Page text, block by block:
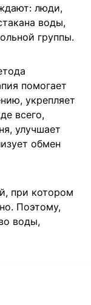
люди,
воды,
группы.
помогает
укрепляет
всего,
улучшает
обмен
при котором
Поэтому,
воды,